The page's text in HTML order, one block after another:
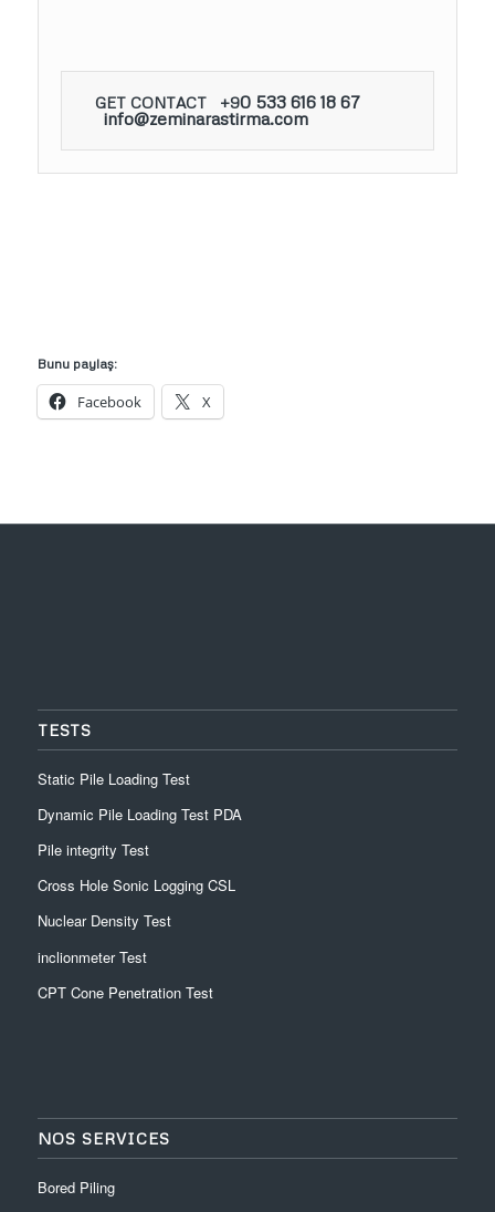
GET CONTACT +90 533 616 18 67
info@zeminarastirma.com
Bunu paylaş:
Facebook X
TESTS
Static Pile Loading Test
Dynamic Pile Loading Test PDA
Pile integrity Test
Cross Hole Sonic Logging CSL
Nuclear Density Test
inclionmeter Test
CPT Cone Penetration Test
NOS SERVICES
Bored Piling